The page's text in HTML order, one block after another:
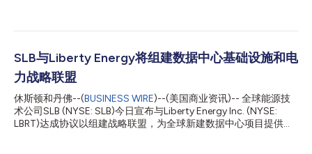
-21% 税前收入利润率 - 基于GAAP 11.3% 11.0% 15.0% 38 bps
5% -22% 摊薄后每股收益 - 基于GAAP $0.52 $0.50 $0.74 4%
-30% 调整后EBITDA* $1,899 $1,773 $2,051 7% -7% 调
整后EBITDA利润率* 21.2% 20.3% 24.0% 83 bps -284 bps 税
前分...
SLB与Liberty Energy将组建数据中心基础设施和电
力战略联盟
休斯顿和丹佛--(BUSINESS WIRE)--(美国商业资讯)-- 全球能源技
术公司SLB (NYSE: SLB)今日宣布与Liberty Energy Inc. (NYSE:
LBRT)达成协议以组建战略联盟，为全球新建数据中心项目提供模